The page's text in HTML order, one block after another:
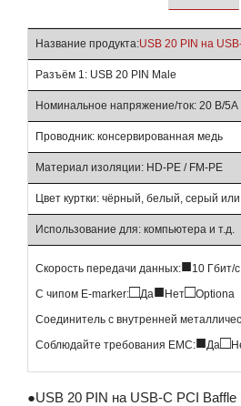
Название продукта:USB 20 PIN на
Разъём 1: USB 20 PIN Male
Номинальное напряжение/ток: 20 В/5А
Проводник: консервированная медь
Материал изоляции: HD-PE / FM-PE
Цвет куртки: чёрный, белый, серый
Использование для: компьютера и т.д.
Скорость передачи данных:■10 Гбит/
С чипом E-marker:□Да■Нет□Optiona
Соединитель с внутренней
Соблюдайте требования EMC:■Да□
●USB 20 PIN на USB-C PCI Baffle